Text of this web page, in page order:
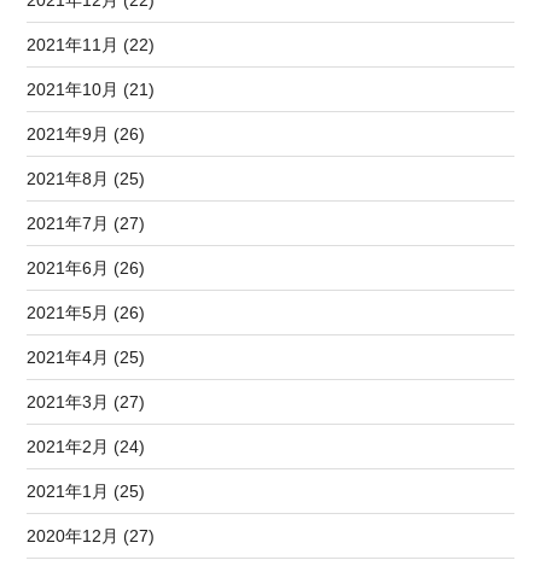
2021年11月 (22)
2021年10月 (21)
2021年9月 (26)
2021年8月 (25)
2021年7月 (27)
2021年6月 (26)
2021年5月 (26)
2021年4月 (25)
2021年3月 (27)
2021年2月 (24)
2021年1月 (25)
2020年12月 (27)